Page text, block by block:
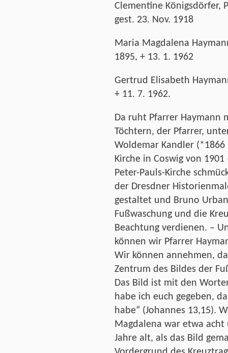
Clementine Königsdörfer,
gest. 23. Nov. 1918
Maria Magdalena
1895, + 13. 1. 1962
Gertrud Elisabeth
+ 11. 7. 1962.
Da ruht Pfarrer Haymann
Töchtern, der Pfarrer,
Woldemar Kandler (*1866
Kirche in Coswig von
Peter-Pauls-Kirche
der Dresdner
gestaltet und Bruno
Fußwaschung und die
Beachtung verdienen. –
können wir Pfarrer
Wir können annehmen,
Zentrum des Bildes der
Das Bild ist mit den
habe ich euch gegeben,
habe“ (Johannes 13,15).
Magdalena war etwa
Jahre alt, als das Bild